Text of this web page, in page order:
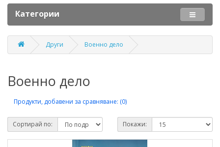
Категории
Други Военно дело
Военно дело
Продукти, добавени за сравняване: (0)
Сортирай по: Покажи: